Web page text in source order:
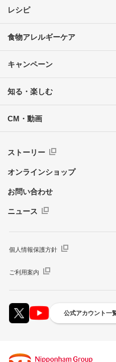
レシピ
食物アレルギーケア
キャンペーン
知る・楽しむ
CM・動画
ストーリー
オンラインショップ
お問い合わせ
ニュース
個人情報保護方針
ご利用案内
公式アカウント一